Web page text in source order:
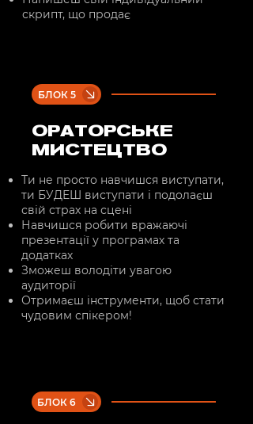
скрипт, що продає
БЛОК 5
ОРАТОРСЬКЕ
МИСТЕЦТВО
Ти не просто навчишся виступати,
ти БУДЕШ виступати і подолаєш
свій страх на сцені
Навчишся робити вражаючі
презентації у програмах та
додатках
Зможеш володіти увагою
аудиторії
Отримаєш інструменти, щоб стати
чудовим спікером!
БЛОК 6